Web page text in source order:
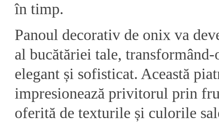
în timp.
Panoul decorativ de onix va
al bucătăriei tale,
elegant și sofisticat. Această
impresionează privitorul prin
oferită de texturile și culorile